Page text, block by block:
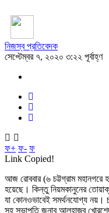
নিজস্ব প্রতিবেদক
সেপ্টেম্বর ৭, ২০২০ ৩:২২ পূর্বাহ্ণ
ফ+ ফ- ফ
Link Copied!
আজ রোববার(৬ চট্টগ্রাম মহানগরে
হয়েছে। কিন্তু নিয়মকানুনের
যা কোনওভাবেই সমর্থনযোগ্য নয়।
সহ সভাপতি জনাব আলহাজ্ব